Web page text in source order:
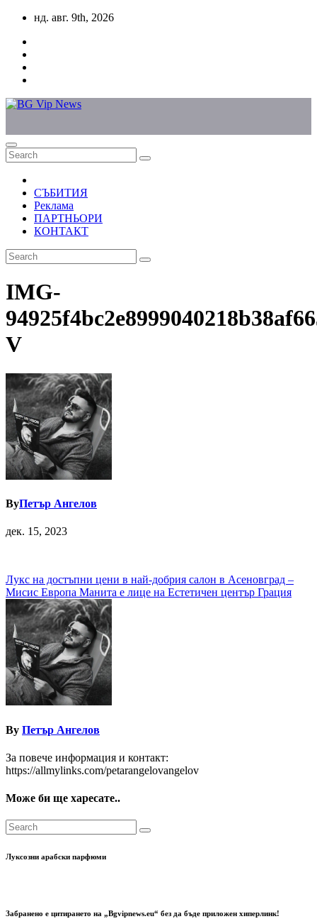
Skip
content
нд. авг. 9th, 2026
СЪБИТИЯ
Реклама
ПАРТНЬОРИ
КОНТАКТ
IMG-
V
ByПетър Ангелов
дек. 15, 2023
Навигация
Лукс на достъпни цени в най-добрия салон в Асеновград –
Мисис Европа Манита е лице на Естетичен център Грация
By Петър Ангелов
За повече информация и контакт:
https://allmylinks.com/petarangelovangelov
Може би ще харесате..
Луксозни арабски парфюми
Забранено е цитирането на „Bgvipnews.eu“ без да бъде приложен хиперлинк!